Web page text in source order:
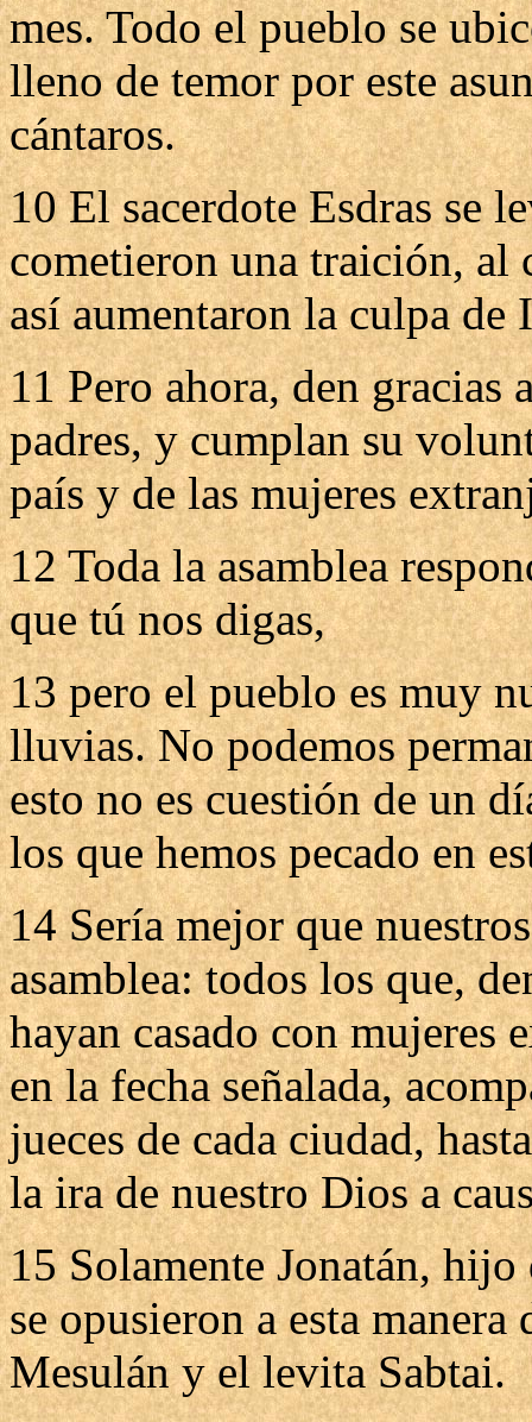
mes. Todo el pueblo se
lleno de temor por este
cántaros.
10 El sacerdote Esdras se
cometieron una traición, al
así aumentaron la culpa de
11 Pero ahora, den gracias
padres, y cumplan su
país y de las mujeres
12 Toda la asamblea
que tú nos digas,
13 pero el pueblo es muy
lluvias. No podemos
esto no es cuestión de un
los que hemos pecado en
14 Sería mejor que
asamblea: todos los que,
hayan casado con mujeres
en la fecha señalada,
jueces de cada ciudad,
la ira de nuestro Dios a
15 Solamente Jonatán,
se opusieron a esta
Mesulán y el levita Sabtai.